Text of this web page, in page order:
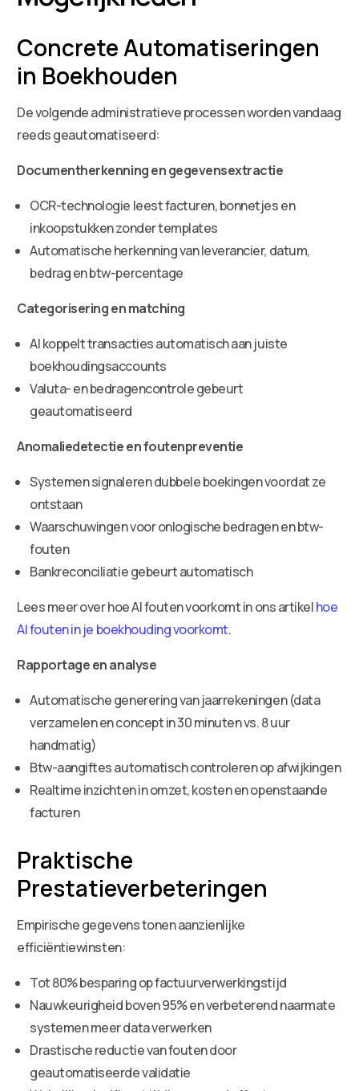
Concrete Automatiseringen
in Boekhouden
De volgende administratieve processen worden vandaag
reeds geautomatiseerd:
Documentherkenning en gegevensextractie
OCR-technologie leest facturen, bonnetjes en
inkoopstukken zonder templates
Automatische herkenning van leverancier, datum,
bedrag en btw-percentage
Categorisering en matching
AI koppelt transacties automatisch aan juiste
boekhoudingsaccounts
Valuta- en bedragencontrole gebeurt
geautomatiseerd
Anomaliedetectie en foutenpreventie
Systemen signaleren dubbele boekingen voordat ze
ontstaan
Waarschuwingen voor onlogische bedragen en btw-
fouten
Bankreconciliatie gebeurt automatisch
Lees meer over hoe AI fouten voorkomt in ons artikelhoe
AI fouten in je boekhouding voorkomt.
Rapportage en analyse
Automatische generering van jaarrekeningen (data
verzamelen en concept in 30 minuten vs. 8 uur
handmatig)
Btw-aangiftes automatisch controleren op afwijkingen
Realtime inzichten in omzet, kosten en openstaande
facturen
Praktische
Prestatieverbeteringen
Empirische gegevens tonen aanzienlijke
efficiëntiewinsten:
Tot 80% besparing op factuurverwerkingstijd
Nauwkeurigheid boven 95% en verbeterend naarmate
systemen meer data verwerken
Drastische reductie van fouten door
geautomatiseerde validatie